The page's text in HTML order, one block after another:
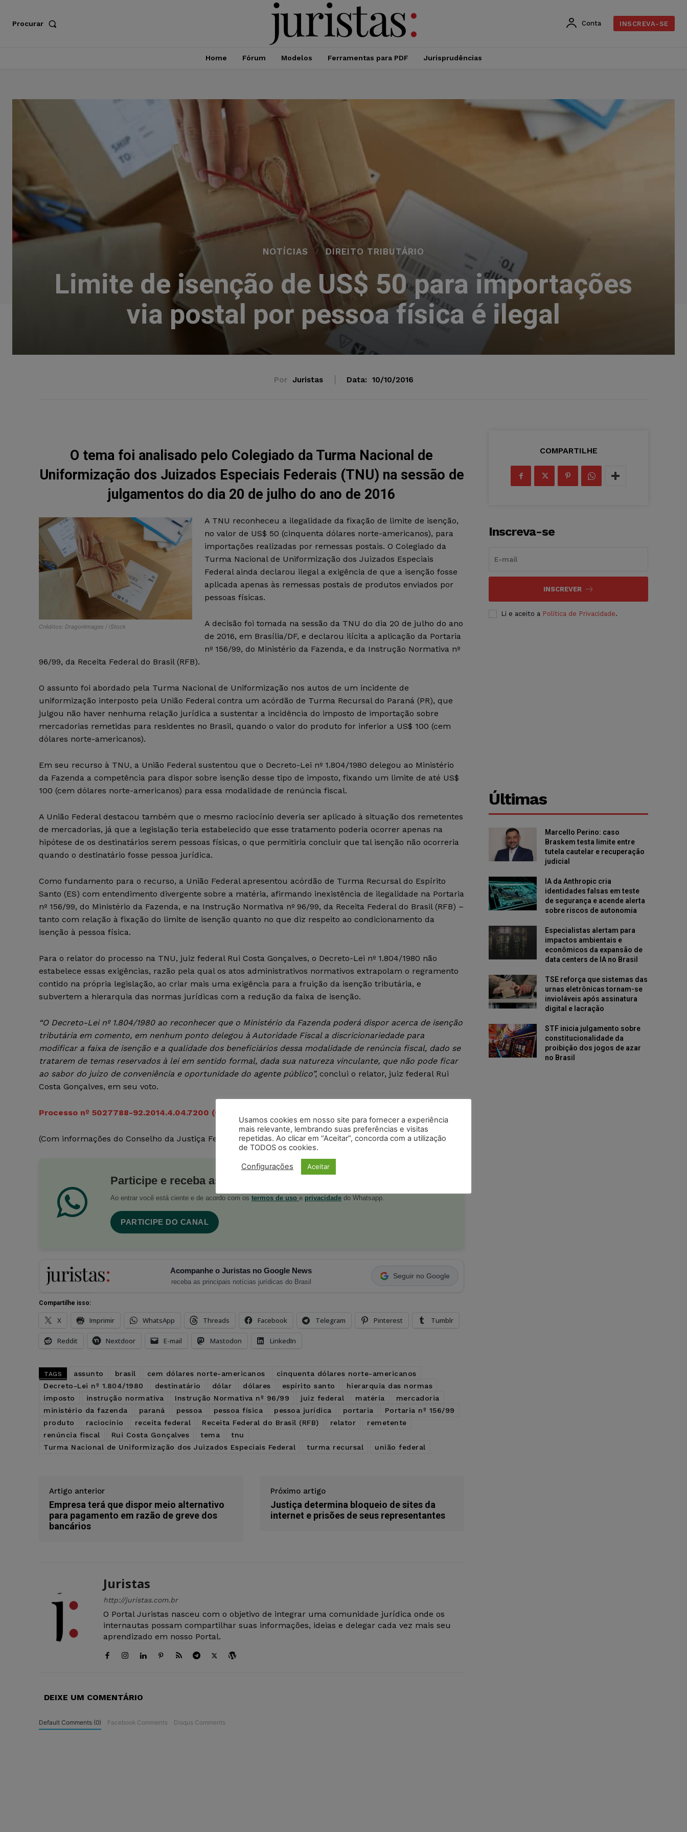
Procurar Conta INSCREVA-SE
Home Fórum Modelos Ferramentas para PDF Jurisprudências
NOTÍCIAS DIREITO TRIBUTÁRIO
Limite de isenção de US$ 50 para importações
via postal por pessoa física é ilegal
Por Juristas Data: 10/10/2016
O tema foi analisado pelo Colegiado da Turma Nacional de
Uniformização dos Juizados Especiais Federais (TNU) na sessão de
julgamentos do dia 20 de julho do ano de 2016
Créditos: DragonImages / iStock
A TNU reconheceu a ilegalidade da fixação de limite de isenção,
no valor de US$ 50 (cinquenta dólares norte-americanos), para
importações realizadas por remessas postais. O Colegiado da
Turma Nacional de Uniformização dos Juizados Especiais
Federal ainda declarou ilegal a exigência de que a isenção fosse
aplicada apenas às remessas postais de produtos enviados por
pessoas físicas.
A decisão foi tomada na sessão da TNU do dia 20 de julho do ano
de 2016, em Brasília/DF, e declarou ilícita a aplicação da Portaria
nº 156/99, do Ministério da Fazenda, e da Instrução Normativa nº
96/99, da Receita Federal do Brasil (RFB).
O assunto foi abordado pela Turma Nacional de Uniformização nos autos de um incidente de
uniformização interposto pela União Federal contra um acórdão de Turma Recursal do Paraná (PR), que
julgou não haver nenhuma relação jurídica a sustentar a incidência do imposto de importação sobre
mercadorias remetidas para residentes no Brasil, quando o valor do produto for inferior a US$ 100 (cem
dólares norte-americanos).
Em seu recurso à TNU, a União Federal sustentou que o Decreto-Lei nº 1.804/1980 delegou ao Ministério
da Fazenda a competência para dispor sobre isenção desse tipo de imposto, fixando um limite de até US$
100 (cem dólares norte-americanos) para essa modalidade de renúncia fiscal.
A União Federal destacou também que o mesmo raciocínio deveria ser aplicado à situação dos remetentes
de mercadorias, já que a legislação teria estabelecido que esse tratamento poderia ocorrer apenas na
hipótese de os destinatários serem pessoas físicas, o que permitiria concluir que tal isenção não ocorreria
quando o destinatário fosse pessoa jurídica.
Como fundamento para o recurso, a União Federal apresentou acórdão de Turma Recursal do Espírito
Santo (ES) com entendimento divergente sobre a matéria, afirmando inexistência de ilegalidade na Portaria
nº 156/99, do Ministério da Fazenda, e na Instrução Normativa nº 96/99, da Receita Federal do Brasil (RFB) –
tanto com relação à fixação do limite de isenção quanto no que diz respeito ao condicionamento da
isenção à pessoa física.
Para o relator do processo na TNU, juiz federal Rui Costa Gonçalves, o Decreto-Lei nº 1.804/1980 não
estabelece essas exigências, razão pela qual os atos administrativos normativos extrapolam o regramento
contido na própria legislação, ao criar mais uma exigência para a fruição da isenção tributária, e
subvertem a hierarquia das normas jurídicas com a redução da faixa de isenção.
“O Decreto-Lei nº 1.804/1980 ao reconhecer que o Ministério da Fazenda poderá dispor acerca de isenção
tributária em comento, em nenhum ponto delegou à Autoridade Fiscal a discricionariedade para
modificar a faixa de isenção e a qualidade dos beneficiários dessa modalidade de renúncia fiscal, dado se
tratarem de temas reservados à lei em sentido formal, dada sua natureza vinculante, que não pode ficar
ao sabor do juízo de conveniência e oportunidade do agente público”, conclui o relator, juiz federal Rui
Costa Gonçalves, em seu voto.
Processo nº 5027788-92.2014.4.04.7200 (Clique aqui para baixar o Acórdão – inteiro teor)
(Com informações do Conselho da Justiça Federal – CJF)
Participe e receba as postagens diárias do Portal Juristas.
Ao entrar você está ciente e de acordo com os termos de uso e privacidade do Whatsapp.
PARTICIPE DO CANAL
Acompanhe o Juristas no Google News
receba as principais notícias jurídicas do Brasil
Seguir no Google
Compartilhe isso:
X Imprimir WhatsApp Threads Facebook Telegram Pinterest Tumblr
Reddit Nextdoor E-mail Mastodon LinkedIn
TAGS assunto brasil cem dólares norte-americanos
cinquenta dólares norte-americanos
Decreto-Lei nº 1.804/1980
destinatário dólar dólares espírito santo
hierarquia das normas
imposto
instrução normativa Instrução Normativa nº 96/99 juiz federal matéria
mercadoria
ministério da fazenda
paraná pessoa pessoa física pessoa jurídica portaria
Portaria nº 156/99
produto
raciocínio receita federal Receita Federal do Brasil (RFB) relator
remetente
renúncia fiscal
Rui Costa Gonçalves tema
tnu
Turma Nacional de Uniformização dos Juizados Especiais Federal
turma recursal união federal
Artigo anterior
Empresa terá que dispor meio alternativo
para pagamento em razão de greve dos
bancários
Próximo artigo
Justiça determina bloqueio de sites da
internet e prisões de seus representantes
Juristas
http://juristas.com.br
O Portal Juristas nasceu com o objetivo de integrar uma comunidade jurídica onde os
internautas possam compartilhar suas informações, ideias e delegar cada vez mais seu
aprendizado em nosso Portal.
DEIXE UM COMENTÁRIO
Default Comments (0) Facebook Comments Disqus Comments
COMPARTILHE
Inscreva-se
INSCREVER
Li e aceito a Política de Privacidade.
Últimas
Marcello Perino: caso
Braskem testa limite entre
tutela cautelar e recuperação
judicial
IA da Anthropic cria
identidades falsas em teste
de segurança e acende alerta
sobre riscos de autonomia
Especialistas alertam para
impactos ambientais e
econômicos da expansão de
data centers de IA no Brasil
TSE reforça que sistemas das
urnas eletrônicas tornam-se
invioláveis após assinatura
digital e lacração
STF inicia julgamento sobre
constitucionalidade da
proibição dos jogos de azar
no Brasil
Usamos cookies em nosso site para fornecer a experiência
mais relevante, lembrando suas preferências e visitas
repetidas. Ao clicar em “Aceitar”, concorda com a utilização
de TODOS os cookies.
Configurações Aceitar